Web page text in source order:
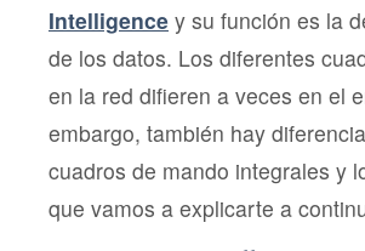
Intelligence y su función es la
de los datos. Los diferentes
en la red difieren a veces en el
embargo, también hay
cuadros de mando integrales y
que vamos a explicarte a